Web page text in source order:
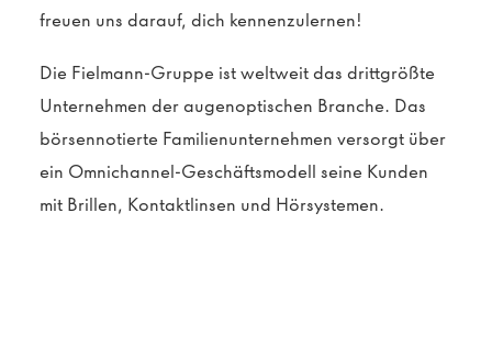
freuen uns darauf, dich kennenzulernen!
Die Fielmann-Gruppe ist weltweit das drittgrößte
Unternehmen der augenoptischen Branche. Das
börsennotierte Familienunternehmen versorgt über
ein Omnichannel-Geschäftsmodell seine Kunden
mit Brillen, Kontaktlinsen und Hörsystemen.